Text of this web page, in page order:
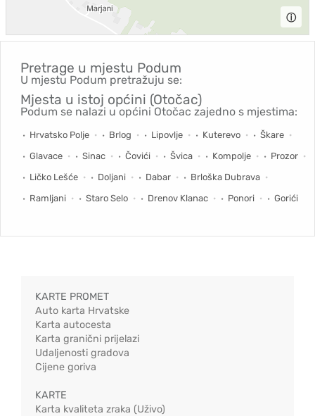
ⓘ
Pretrage u mjestu Podum
U mjestu Podum pretražuju se:
Mjesta u istoj općini (Otočac)
Podum se nalazi u općini Otočac zajedno s mjestima:
Hrvatsko Polje Brlog Lipovlje Kuterevo
Škare
Glavace
Sinac Čovići Švica Kompolje
Prozor
Ličko Lešće
Doljani Dabar
Brloška Dubrava
Ramljani
Staro Selo Drenov Klanac Ponori Gorići
KARTE PROMET
Auto karta Hrvatske
Karta autocesta
Karta granični prijelazi
Udaljenosti gradova
Cijene goriva
KARTE
Karta kvaliteta zraka (Uživo)